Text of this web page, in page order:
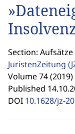
Section: Aufsätze
JuristenZeitung
Volume 74
Published
DOI 10.1628/jz-